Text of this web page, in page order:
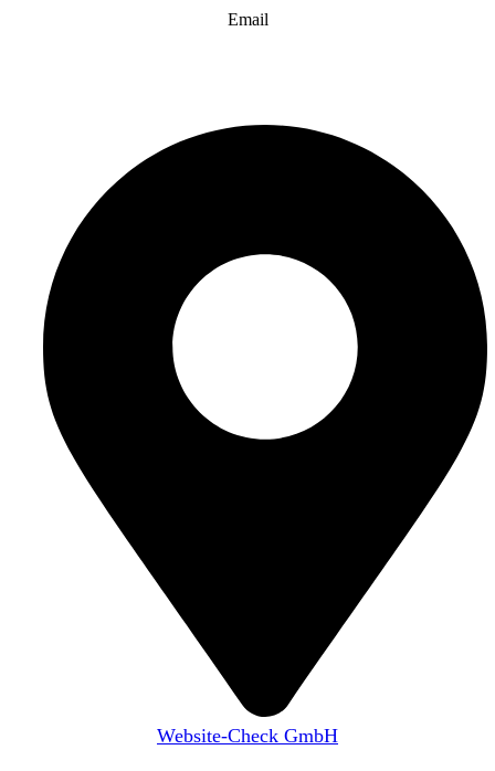
Email
Website-Check GmbH